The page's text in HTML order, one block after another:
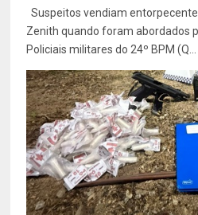
Suspeitos vendiam
Zenith quando foram abordados
Policiais militares do 24º BPM (Q...